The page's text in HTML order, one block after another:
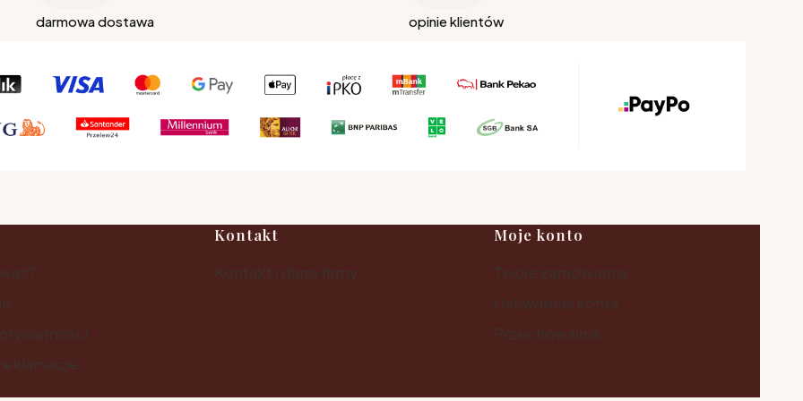
darmowa dostawa opinie klientów
Kontakt
Moje konto